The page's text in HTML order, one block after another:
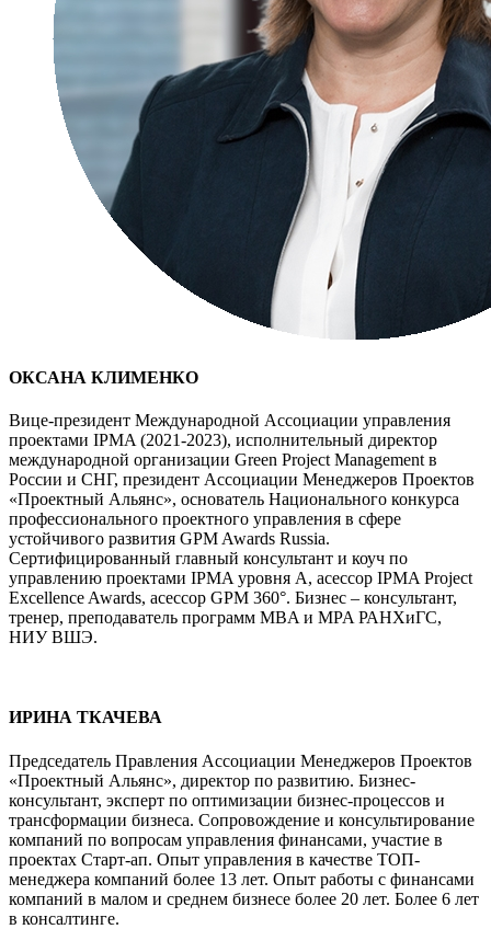
ОКСАНА КЛИМЕНКО
Вице-президент Международной Ассоциации управления
проектами IPMA (2021-2023), исполнительный директор
международной организации Green Project Management в
России и СНГ, президент Ассоциации Менеджеров Проектов
«Проектный Альянс», основатель Национального конкурса
профессионального проектного управления в сфере
устойчивого развития GPM Awards Russia.
Сертифицированный главный консультант и коуч по
управлению проектами IPMA уровня А, асессор IPMA Project
Excellence Awards, асессор GPM 360°. Бизнес – консультант,
тренер, преподаватель программ MBA и MPA РАНХиГС,
НИУ ВШЭ.
ИРИНА ТКАЧЕВА
Председатель Правления Ассоциации Менеджеров Проектов
«Проектный Альянс», директор по развитию. Бизнес-
консультант, эксперт по оптимизации бизнес-процессов и
трансформации бизнеса. Сопровождение и консультирование
компаний по вопросам управления финансами, участие в
проектах Старт-ап. Опыт управления в качестве ТОП-
менеджера компаний более 13 лет. Опыт работы с финансами
компаний в малом и среднем бизнесе более 20 лет. Более 6 лет
в консалтинге.